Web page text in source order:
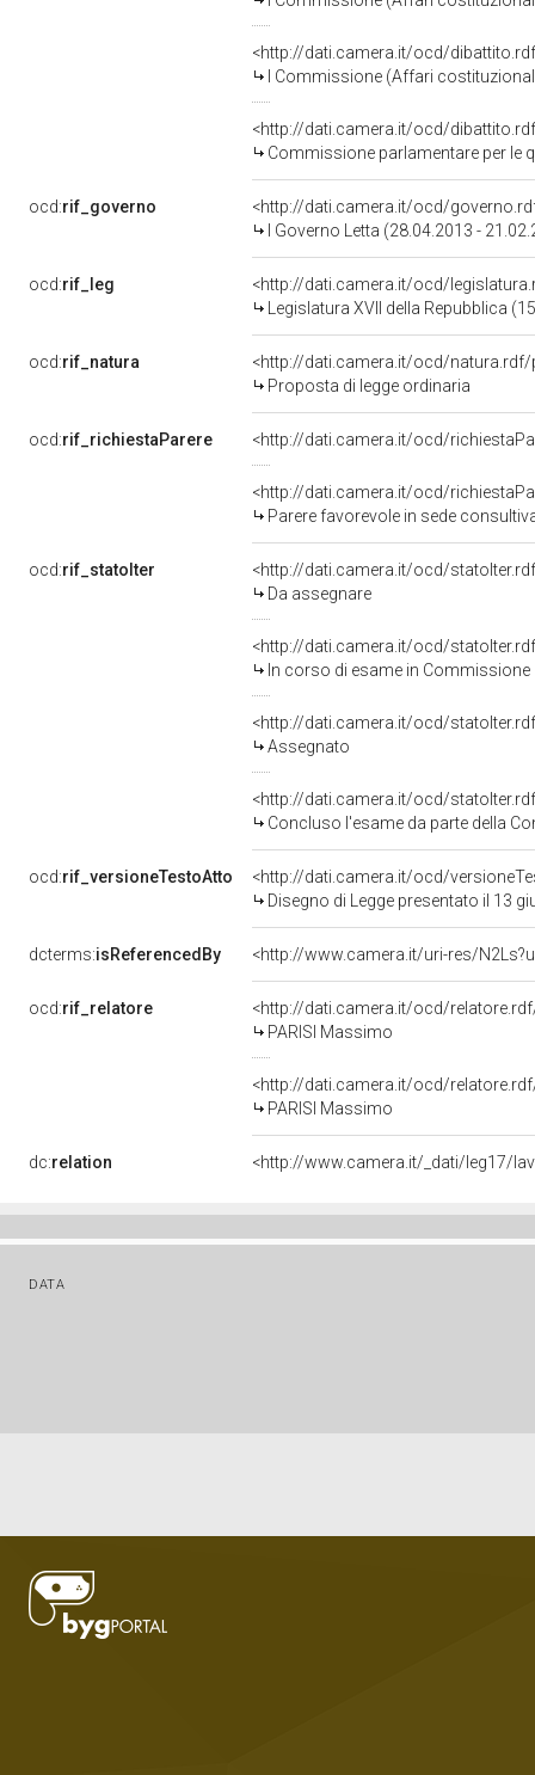
<http://dati.camera.it/ocd/
I Commissione (Affari
<http://dati.camera.it/ocd/
Commissione parlamentare per le
ocd:rif_governo
<http://dati.camera.it/ocd/
I Governo Letta (28.04.2013 -
ocd:rif_leg
<http://dati.camera.it/ocd/
Legislatura XVII della Repubblica
ocd:rif_natura
<http://dati.camera.it/ocd/natura.rdf/
Proposta di legge ordinaria
ocd:rif_richiestaParere <http://dati.camera.it/ocd/
<http://dati.camera.it/ocd/
Parere favorevole in sede
ocd:rif_statoIter
<http://dati.camera.it/ocd/
Da assegnare
<http://dati.camera.it/ocd/
In corso di esame in Commissione
<http://dati.camera.it/ocd/
Assegnato
<http://dati.camera.it/ocd/
Concluso l'esame da parte della
ocd:rif_versioneTestoAtto
<http://dati.camera.it/ocd/
Disegno di Legge presentato il 13
dcterms:isReferencedBy <http://www.camera.it/uri-res/
ocd:rif_relatore
<http://dati.camera.it/ocd/
PARISI Massimo
<http://dati.camera.it/ocd/
PARISI Massimo
dc:relation <http://www.camera.it/_dati/leg17/
DATA